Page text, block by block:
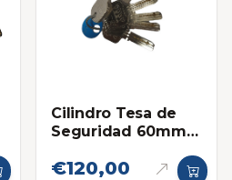
Cilindro Tesa de
Seguridad 60mm
€120,00